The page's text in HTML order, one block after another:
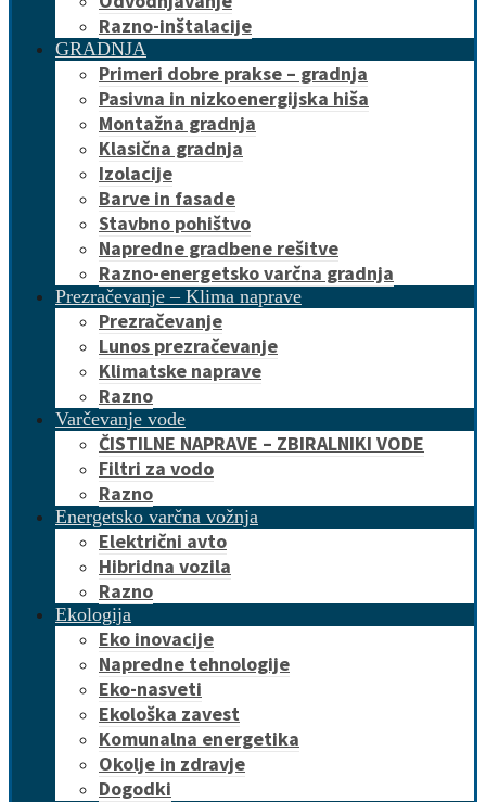
Razno-inštalacije
GRADNJA
Primeri dobre prakse – gradnja
Pasivna in nizkoenergijska hiša
Montažna gradnja
Klasična gradnja
Izolacije
Barve in fasade
Stavbno pohištvo
Napredne gradbene rešitve
Razno-energetsko varčna gradnja
Prezračevanje – Klima naprave
Prezračevanje
Lunos prezračevanje
Klimatske naprave
Razno
Varčevanje vode
ČISTILNE NAPRAVE – ZBIRALNIKI VODE
Filtri za vodo
Razno
Energetsko varčna vožnja
Električni avto
Hibridna vozila
Razno
Ekologija
Eko inovacije
Napredne tehnologije
Eko-nasveti
Ekološka zavest
Komunalna energetika
Okolje in zdravje
Dogodki